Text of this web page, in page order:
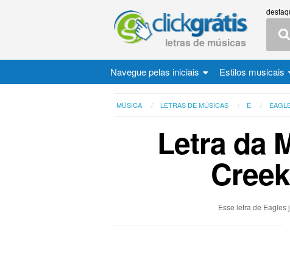
letras de músicas
Navegue pelas iniciais Estilos musicais
MÚSICA LETRAS DE MÚSICAS E
Letra da
Esse letra de Eagles